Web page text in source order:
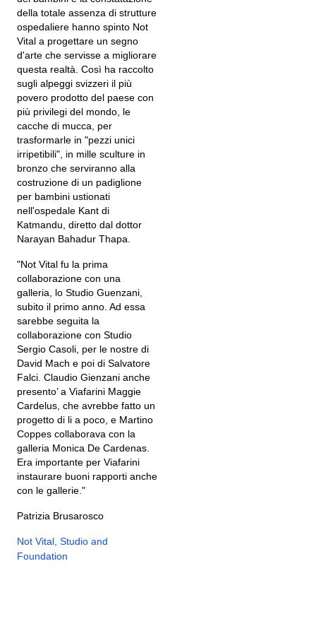
della totale assenza di strutture
ospedaliere hanno spinto Not
Vital a progettare un segno
d'arte che servisse a migliorare
questa realtà. Così ha raccolto
sugli alpeggi svizzeri il più
povero prodotto del paese con
più privilegi del mondo, le
cacche di mucca, per
trasformarle in "pezzi unici
irripetibili", in mille sculture in
bronzo che serviranno alla
costruzione di un padiglione
per bambini ustionati
nell'ospedale Kant di
Katmandu, diretto dal dottor
Narayan Bahadur Thapa.
"Not Vital fu la prima
collaborazione con una
galleria, lo Studio Guenzani,
subito il primo anno. Ad essa
sarebbe seguita la
collaborazione con Studio
Sergio Casoli, per le nostre di
David Mach e poi di Salvatore
Falci. Claudio Gienzani anche
presento’ a Viafarini Maggie
Cardelus, che avrebbe fatto un
progetto di li a poco, e Martino
Coppes collaborava con la
galleria Monica De Cardenas.
Era importante per Viafarini
instaurare buoni rapporti anche
con le gallerie."
Patrizia Brusarosco
Not Vital, Studio and
Foundation